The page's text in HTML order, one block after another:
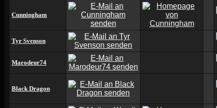
Cunningham
Tyr Svenson
Marodeur74
Black Dragon